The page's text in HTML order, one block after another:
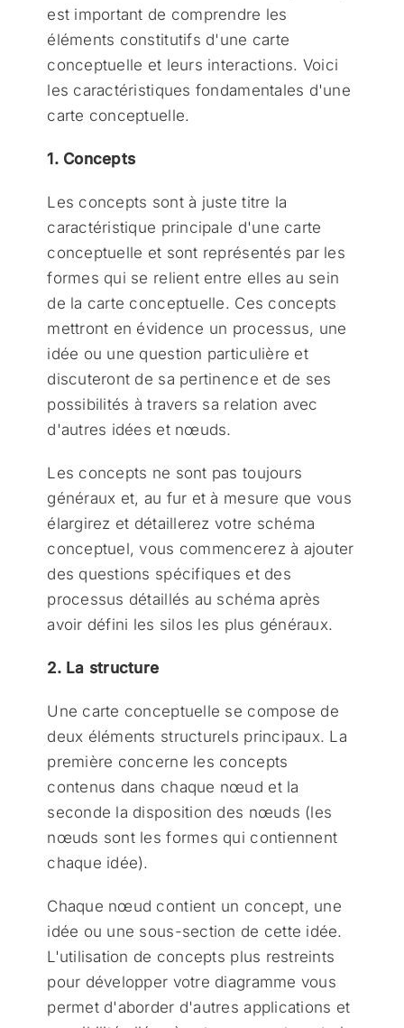
est important de comprendre les
éléments constitutifs d'une carte
conceptuelle et leurs interactions. Voici
les caractéristiques fondamentales d'une
carte conceptuelle.
1. Concepts
Les concepts sont à juste titre la
caractéristique principale d'une carte
conceptuelle et sont représentés par les
formes qui se relient entre elles au sein
de la carte conceptuelle. Ces concepts
mettront en évidence un processus, une
idée ou une question particulière et
discuteront de sa pertinence et de ses
possibilités à travers sa relation avec
d'autres idées et nœuds.
Les concepts ne sont pas toujours
généraux et, au fur et à mesure que vous
élargirez et détaillerez votre schéma
conceptuel, vous commencerez à ajouter
des questions spécifiques et des
processus détaillés au schéma après
avoir défini les silos les plus généraux.
2. La structure
Une carte conceptuelle se compose de
deux éléments structurels principaux. La
première concerne les concepts
contenus dans chaque nœud et la
seconde la disposition des nœuds (les
nœuds sont les formes qui contiennent
chaque idée).
Chaque nœud contient un concept, une
idée ou une sous-section de cette idée.
L'utilisation de concepts plus restreints
pour développer votre diagramme vous
permet d'aborder d'autres applications et